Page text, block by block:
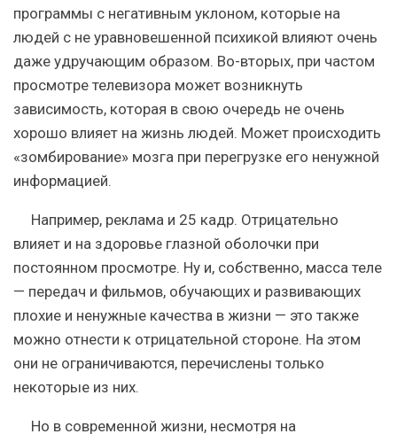
программы с негативным уклоном, которые на
людей с не уравновешенной психикой влияют очень
даже удручающим образом. Во-вторых, при частом
просмотре телевизора может возникнуть
зависимость, которая в свою очередь не очень
хорошо влияет на жизнь людей. Может происходить
«зомбирование» мозга при перегрузке его ненужной
информацией.
Например, реклама и 25 кадр. Отрицательно
влияет и на здоровье глазной оболочки при
постоянном просмотре. Ну и, собственно, масса теле
— передач и фильмов, обучающих и развивающих
плохие и ненужные качества в жизни — это также
можно отнести к отрицательной стороне. На этом
они не ограничиваются, перечислены только
некоторые из них.
Но в современной жизни, несмотря на